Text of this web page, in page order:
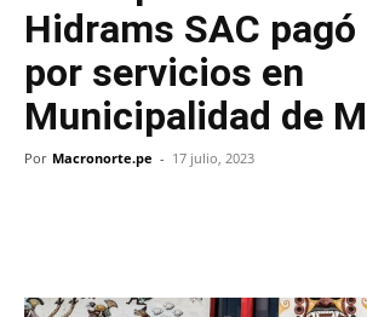
Hidrams SAC
por servicios en
Municipalidad de
Por Macronorte.pe - 17 julio, 2023